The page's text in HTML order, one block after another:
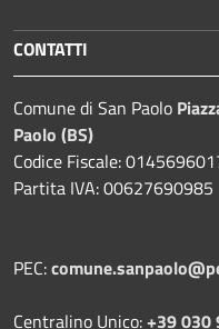
CONTATTI
Comune di San Paolo
Paolo (BS)
Codice Fiscale:
Partita IVA: 00627690985
PEC:
Centralino Unico:+39 030